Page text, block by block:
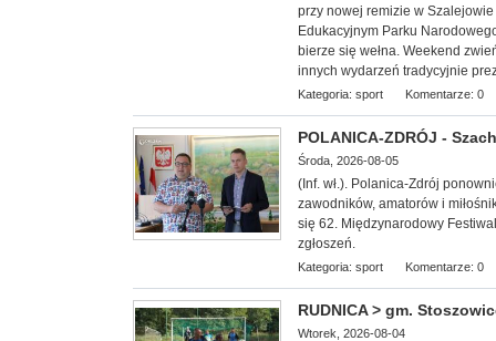
przy nowej remizie w
Edukacyjnym Parku
bierze się wełna. Weekend
innych wydarzeń tradycyjnie
Kategoria: sport Komentarze: 0
POLANICA-ZDRÓJ -
Środa, 2026-08-05
(Inf. wł.). Polanica-Zdrój
zawodników, amatorów i
się 62. Międzynarodowy
zgłoszeń.
Kategoria: sport Komentarze: 0
RUDNICA > gm.
Wtorek, 2026-08-04